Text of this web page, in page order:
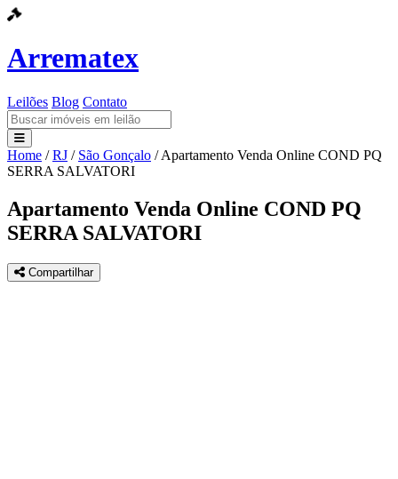
Arrematex
Leilões Blog Contato
Leilões
Blog
Contato
Home / RJ / São Gonçalo / Apartamento Venda Online COND PQ
SERRA SALVATORI
Apartamento Venda Online COND PQ
SERRA SALVATORI
Compartilhar